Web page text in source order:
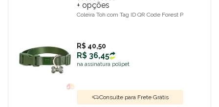
+ opções
Coleira Toh com Tag ID QR Code Forest P
R$ 40,50
R$ 36,45
na assinatura polipet
Consulte para Frete Grátis